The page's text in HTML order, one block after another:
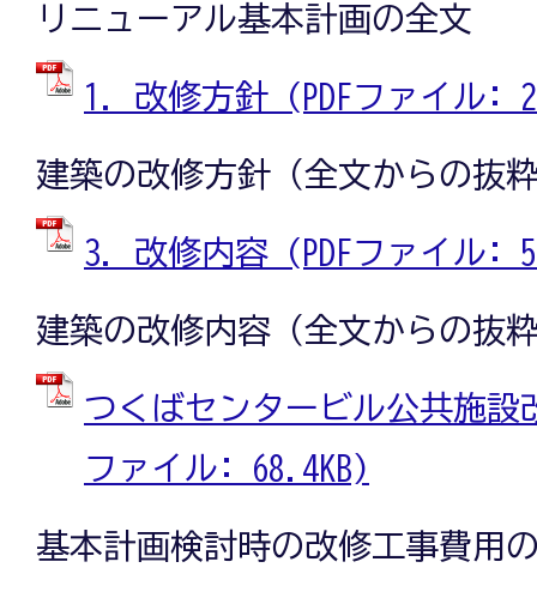
リニューアル基本計画の全文
1．改修方針 (PDFファイル:
建築の改修方針（全文からの抜
3．改修内容 (PDFファイル:
建築の改修内容（全文からの抜
つくばセンタービル公共施設
ファイル: 68.4KB)
基本計画検討時の改修工事費用